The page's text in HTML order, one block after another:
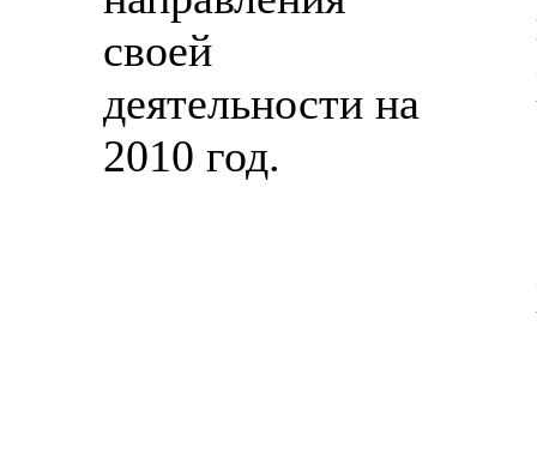
своей
деятельности на
2010 год.